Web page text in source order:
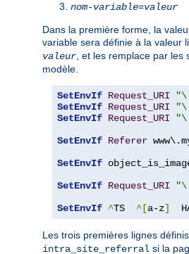
nom-variable=valeur
Dans la première forme, la
variable sera définie à la valeur
valeur , et les remplace par
modèle.
SetEnvIf Request_URI
SetEnvIf Request_URI
SetEnvIf Request_URI
SetEnvIf Referer
SetEnvIf object_is_image
SetEnvIf Request_URI
SetEnvIf ^TS ^[a-z]
Les trois premières lignes
intra_site_referral si la